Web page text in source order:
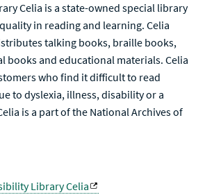
Celia is a state-owned special library
in reading and learning. Celia
talking books, braille books,
books and educational materials. Celia
who find it difficult to read
to dyslexia, illness, disability or a
is a part of the National Archives of
Library Celia